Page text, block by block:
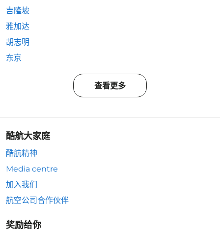
吉隆坡
雅加达
胡志明
东京
查看更多
酷航大家庭
酷航精神
Media centre
加入我们
航空公司合作伙伴
奖励给你